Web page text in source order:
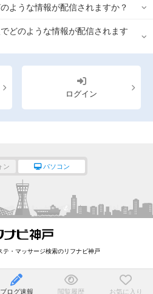
ような情報が配信されますか？
どのような情報が配信されます
ログイン
ン パソコン
・マッサージ検索のリフナビ神戸
ブログ速報 閲覧履歴 お気に入り